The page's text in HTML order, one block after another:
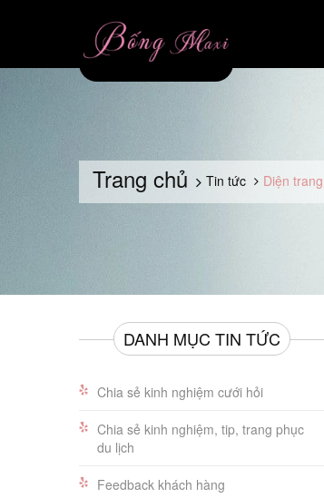
Trang chủ Tin tức Diện
DANH MỤC TIN TỨC
Chia sẻ kinh nghiệm cưới hỏi
Chia sẻ kinh nghiệm, tip, trang phục
du lịch
Feedback khách hàng